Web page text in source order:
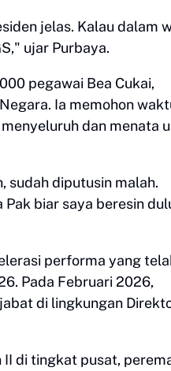
jelas. Kalau dalam
ujar Purbaya.
pegawai Bea Cukai,
Ia memohon
dan menata
sudah diputusin malah.
biar saya beresin
performa yang
Pada Februari 2026,
di lingkungan
di tingkat pusat,